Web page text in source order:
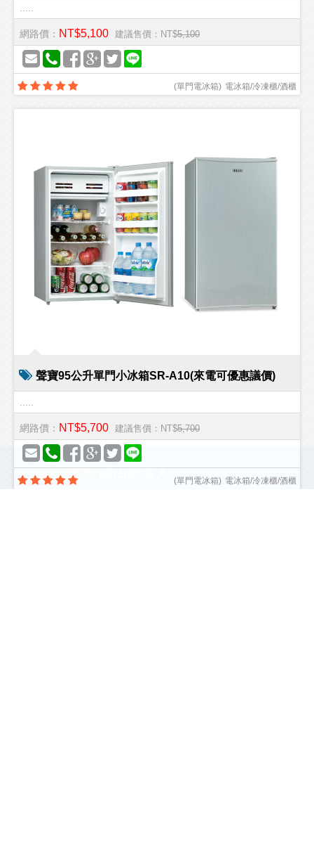
網路價： NT$5,100 建議售價：NT$5,100
電冰箱/冷凍櫃/酒櫃
(單門電冰箱)
聲寶95公升單門小冰箱SR-A10(來電可優惠議價)
網路價： NT$5,700 建議售價：NT$5,700
電冰箱/冷凍櫃/酒櫃
(單門電冰箱)
商品總覽請由此進入